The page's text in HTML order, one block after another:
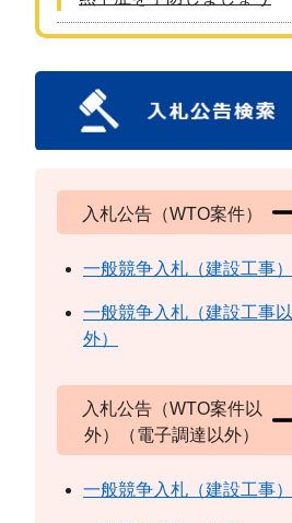
入札公告（WTO案件）
一般競争入札（建設工事）
一般競争入札（建設工事以
外）
入札公告（WTO案件以
外）（電子調達以外）
一般競争入札（建設工事）